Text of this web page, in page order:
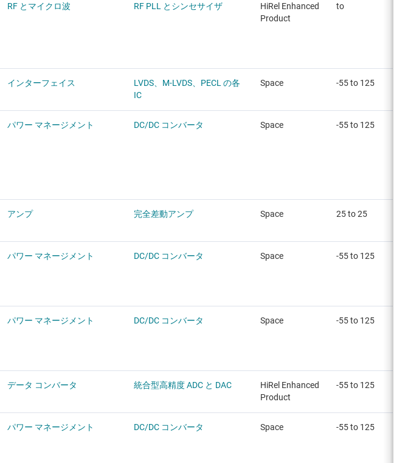
RF とマイクロ波 RF PLL とシンセサイザ
HiRel Enhanced
Product
to
インターフェイス
LVDS、M-LVDS、PECL の各
IC
Space -55 to 125
パワー マネージメント DC/DC コンバータ Space -55 to 125
アンプ 完全差動アンプ Space 25 to 25
パワー マネージメント DC/DC コンバータ Space -55 to 125
パワー マネージメント DC/DC コンバータ Space -55 to 125
データ コンバータ 統合型高精度 ADC と DAC
HiRel Enhanced
Product
-55 to 125
パワー マネージメント DC/DC コンバータ Space -55 to 125